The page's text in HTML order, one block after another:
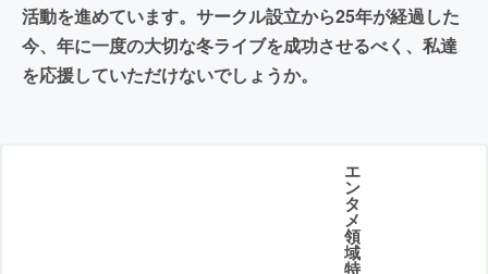
活動を進めています。サークル設立から25年が経過した
今、年に一度の大切な冬ライブを成功させるべく、私達
を応援していただけないでしょうか。
エ
ン
タ
メ
領
域
特